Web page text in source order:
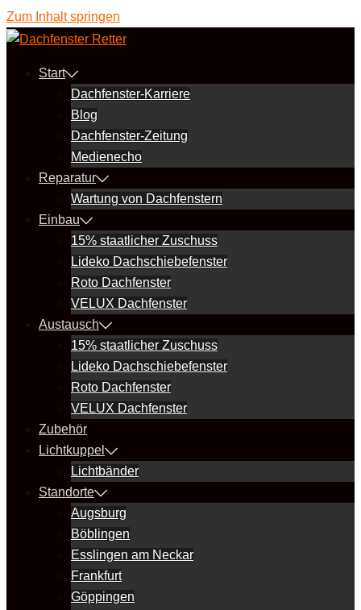
Zum Inhalt springen
Start
Dachfenster-Karriere
Blog
Dachfenster-Zeitung
Medienecho
Reparatur
Wartung von Dachfenstern
Einbau
15% staatlicher Zuschuss
Lideko Dachschiebefenster
Roto Dachfenster
VELUX Dachfenster
Austausch
15% staatlicher Zuschuss
Lideko Dachschiebefenster
Roto Dachfenster
VELUX Dachfenster
Zubehör
Lichtkuppel
Lichtbänder
Standorte
Augsburg
Böblingen
Esslingen am Neckar
Frankfurt
Göppingen